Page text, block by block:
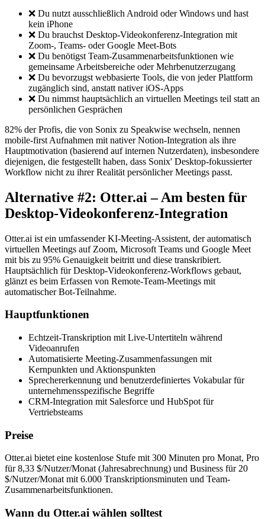
❌ Du nutzt ausschließlich Android oder Windows und hast
kein iPhone
❌ Du brauchst Desktop-Videokonferenz-Integration mit
Zoom-, Teams- oder Google Meet-Bots
❌ Du benötigst Team-Zusammenarbeitsfunktionen wie
gemeinsame Arbeitsbereiche oder Mehrbenutzerzugang
❌ Du bevorzugst webbasierte Tools, die von jeder Plattform
zugänglich sind, anstatt nativer iOS-Apps
❌ Du nimmst hauptsächlich an virtuellen Meetings teil statt an
persönlichen Gesprächen
82% der Profis, die von Sonix zu Speakwise wechseln, nennen
mobile-first Aufnahmen mit nativer Notion-Integration als ihre
Hauptmotivation (basierend auf internen Nutzerdaten), insbesondere
diejenigen, die festgestellt haben, dass Sonix' Desktop-fokussierter
Workflow nicht zu ihrer Realität persönlicher Meetings passt.
Alternative #2: Otter.ai – Am besten für
Desktop-Videokonferenz-Integration
Otter.ai ist ein umfassender KI-Meeting-Assistent, der automatisch
virtuellen Meetings auf Zoom, Microsoft Teams und Google Meet
mit bis zu 95% Genauigkeit beitritt und diese transkribiert.
Hauptsächlich für Desktop-Videokonferenz-Workflows gebaut,
glänzt es beim Erfassen von Remote-Team-Meetings mit
automatischer Bot-Teilnahme.
Hauptfunktionen
Echtzeit-Transkription mit Live-Untertiteln während
Videoanrufen
Automatisierte Meeting-Zusammenfassungen mit
Kernpunkten und Aktionspunkten
Sprechererkennung und benutzerdefiniertes Vokabular für
unternehmensspezifische Begriffe
CRM-Integration mit Salesforce und HubSpot für
Vertriebsteams
Preise
Otter.ai bietet eine kostenlose Stufe mit 300 Minuten pro Monat, Pro
für 8,33 $/Nutzer/Monat (Jahresabrechnung) und Business für 20
$/Nutzer/Monat mit 6.000 Transkriptionsminuten und Team-
Zusammenarbeitsfunktionen.
Wann du Otter.ai wählen solltest